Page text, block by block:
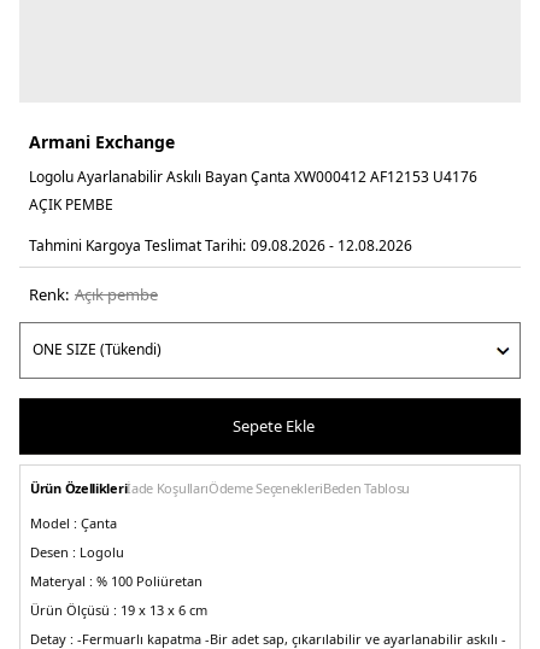
Armani Exchange
Logolu Ayarlanabilir Askılı Bayan Çanta XW000412 AF12153 U4176
AÇIK PEMBE
Tahmini Kargoya Teslimat Tarihi: 09.08.2026 - 12.08.2026
Renk: açik pembe
Sepete Ekle
Ürün Özellikleriİade KoşullarıÖdeme SeçenekleriBeden Tablosu
Model : Çanta
Desen : Logolu
Materyal : % 100 Poliüretan
Ürün Ölçüsü : 19 x 13 x 6 cm
Detay : -Fermuarlı kapatma -Bir adet sap, çıkarılabilir ve ayarlanabilir askılı -